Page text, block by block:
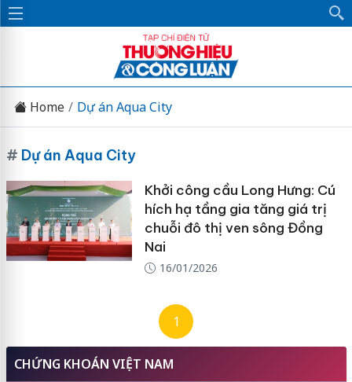
Home Dự án Aqua City
# Dự án Aqua City
Khởi công cầu Long Hưng: Cú
hích hạ tầng gia tăng giá trị
chuỗi đô thị ven sông Đồng
Nai
16/01/2026
1
CHỨNG KHOÁN VIỆT NAM